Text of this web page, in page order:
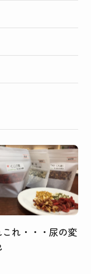
れ・・・尿の変